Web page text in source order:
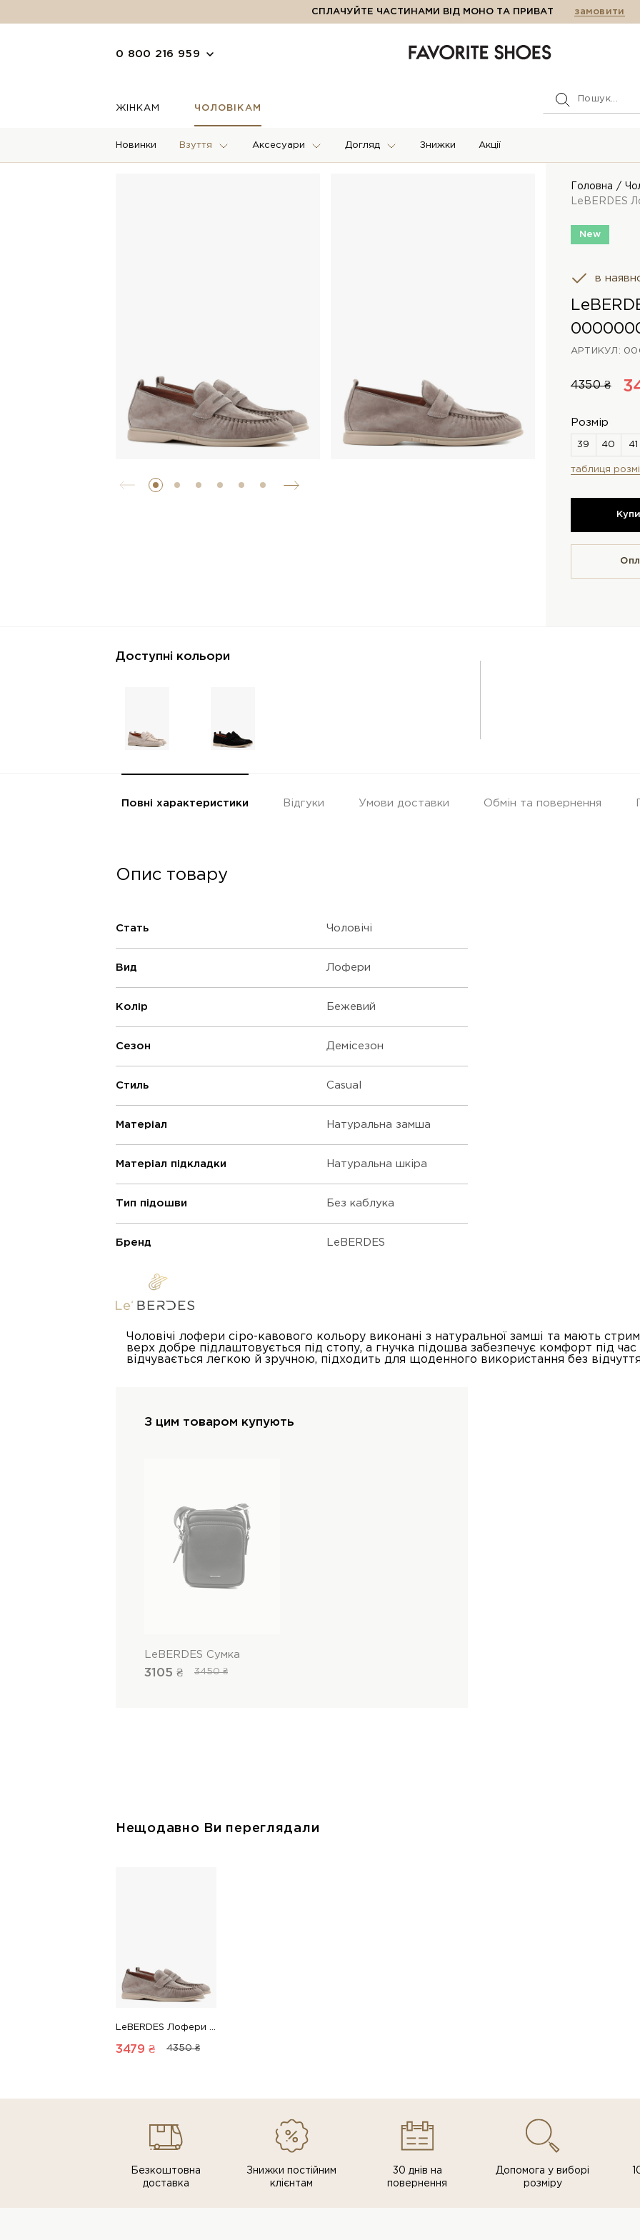
СПЛАЧУЙТЕ ЧАСТИНАМИ ВІД МОНО ТА ПРИВАТ замовити
0 800 216 959
ЖІНКАМ ЧОЛОВІКАМ
Новинки Взуття Аксесуари Догляд Знижки Акції
Головна
LeBERDES
New
в
АРТИКУЛ:
4350 ₴
Розмір
таблиця
Доступні кольори
Повні характеристики Відгуки Умови доставки Обмін та повернення
Опис товару
Стать Чоловічі
Вид Лофери
Колір Бежевий
Сезон Демісезон
Стиль Casual
Матеріал Натуральна замша
Матеріал підкладки Натуральна шкіра
Тип підошви Без каблука
Бренд LeBERDES
Чоловічі лофери сіро-кавового кольору виконані з натуральної замші та мають
верх добре підлаштовується під стопу, а гнучка підошва забезпечує комфорт під
відчувається легкою й зручною, підходить для щоденного використання без
З цим товаром купують
LeBERDES Сумка
3105 ₴ 3450 ₴
Нещодавно Ви переглядали
3479 ₴ 4350 ₴
Безкоштовна
доставка
Знижки постiйним
клiєнтам
30 днів на
повернення
Допомога у виборі
розміру